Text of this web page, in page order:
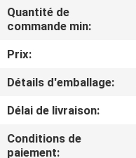
VISITE
CONTRÔLE
DE
QUALITÉ
Quantité de
commande min:
Prix:
Détails d'emballage:
Délai de livraison:
Conditions de
paiement: